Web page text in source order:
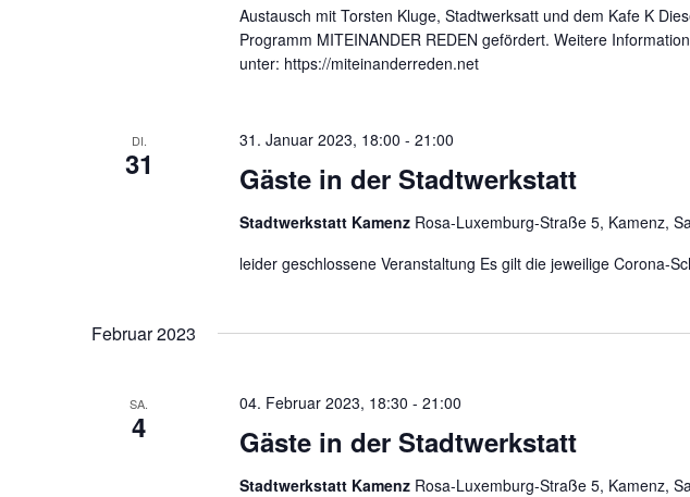
Austausch mit Torsten Kluge, Stadtwerksatt und dem Kafe K
Programm MITEINANDER REDEN gefördert. Weitere
unter: https://miteinanderreden.net
DI.
31 Gäste in der Stadtwerkstatt
31. Januar 2023, 18:00 - 21:00
Stadtwerkstatt Kamenz Rosa-Luxemburg-Straße 5, Kamenz,
leider geschlossene Veranstaltung Es gilt die jeweilige Corona-
Februar 2023
SA.
4 Gäste in der Stadtwerkstatt
04. Februar 2023, 18:30 - 21:00
Stadtwerkstatt Kamenz Rosa-Luxemburg-Straße 5, Kamenz,